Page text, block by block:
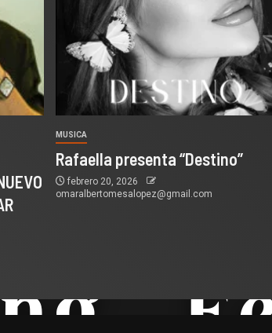
MUSICA
Rafaella presenta “Destino”
febrero 20, 2026
omaralbertomesalopez@gmail.com